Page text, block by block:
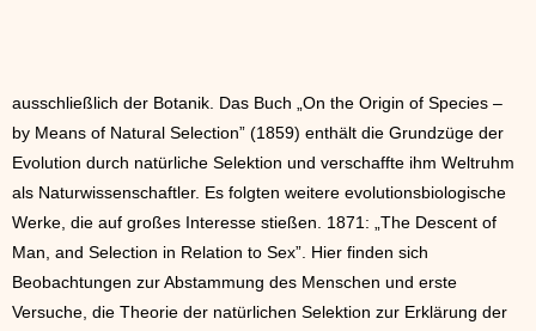
ausschließlich der Botanik. Das Buch „On the Origin of Species –
by Means of Natural Selection” (1859) enthält die Grundzüge der
Evolution durch natürliche Selektion und verschaffte ihm Weltruhm
als Naturwissenschaftler. Es folgten weitere evolutionsbiologische
Werke, die auf großes Interesse stießen. 1871: „The Descent of
Man, and Selection in Relation to Sex”. Hier finden sich
Beobachtungen zur Abstammung des Menschen und erste
Versuche, die Theorie der natürlichen Selektion zur Erklärung der